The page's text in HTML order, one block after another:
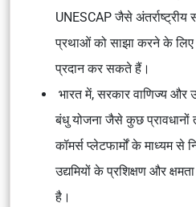
UNESCAP जैसे अंतर्राष्ट्रीय
प्रथाओं को साझा करने के
प्रदान कर सकते हैं।
भारत में, सरकार वाणिज्य और
बंधु योजना जैसे कुछ
कॉमर्स प्लेटफार्मों के माध्यम से
उद्यमियों के प्रशिक्षण और
है।